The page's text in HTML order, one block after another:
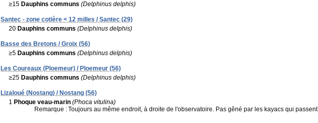
≥15 Dauphins communs (Delphinus delphis)
Santec - zone cotière < 12 milles / Santec (29)
20 Dauphins communs (Delphinus delphis)
Basse des Bretons / Groix (56)
≥5 Dauphins communs (Delphinus delphis)
Les Coureaux (Ploemeur) / Ploemeur (56)
≥25 Dauphins communs (Delphinus delphis)
Lizaloué (Nostang) / Nostang (56)
1 Phoque veau-marin (Phoca vitulina)
Remarque :Toujours au même endroit, à droite de l'observatoire. Pas gêné par les kayacs qui passent